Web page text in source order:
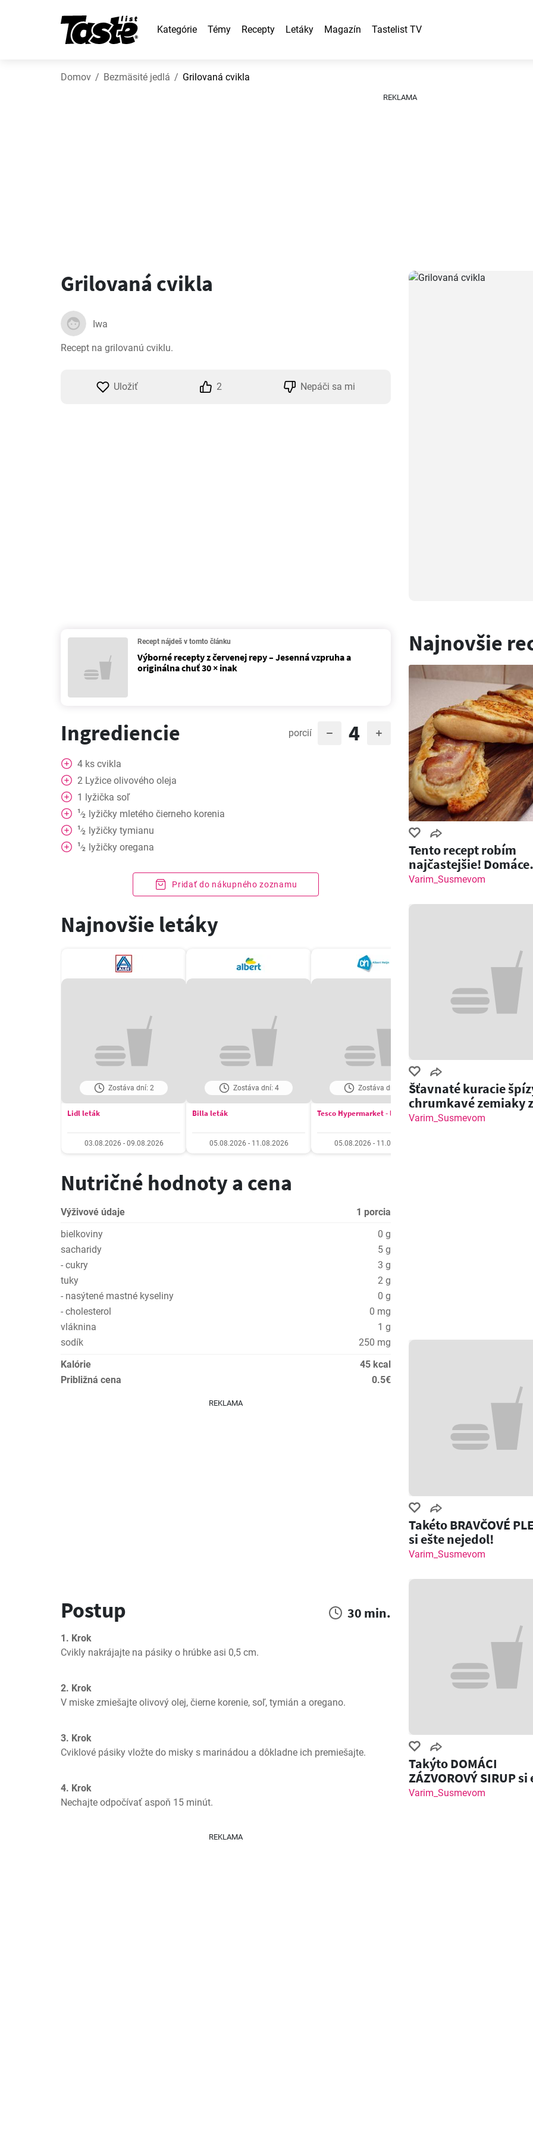
Kategórie Témy Recepty Letáky Magazín Tastelist TV
Domov Bezmäsité jedlá Grilovaná cvikla
REKLAMA
Grilovaná cvikla
Iwa
Recept na grilovanú cviklu.
Uložiť 2 Nepáči sa mi
Recept nájdeš v tomto článku
Výborné recepty z červenej repy – Jesenná vzpruha a
originálna chuť 30 × inak
Ingrediencie porcií 4
4 ks cvikla
2 Lyžice olivového oleja
1 lyžička soľ
1⁄2 lyžičky mletého čierneho korenia
1⁄2 lyžičky tymianu
1⁄2 lyžičky oregana
Pridať do nákupného zoznamu
Najnovšie letáky
Zostáva dní: 2
Lidl leták
03.08.2026 - 09.08.2026
Zostáva dní: 4
Billa leták
05.08.2026 - 11.08.2026
Zostáva dní: 4
Tesco Hypermarket - leták
05.08.2026 - 11.08.2026
Zostáva dní: 5
COOP Jednota leták
Nutričné hodnoty a cena
Výživové údaje
1 porcia
bielkoviny
0 g
sacharidy
5 g
- cukry
3 g
tuky
2 g
- nasýtené mastné kyseliny
0 g
- cholesterol
0 mg
vláknina
1 g
sodík
250 mg
Kalórie
45 kcal
Približná cena
0.5€
REKLAMA
Postup 30 min.
1. Krok
Cvikly nakrájajte na pásiky o hrúbke asi 0,5 cm.
2. Krok
V miske zmiešajte olivový olej, čierne korenie, soľ, tymián a oregano.
3. Krok
Cviklové pásiky vložte do misky s marinádou a dôkladne ich premiešajte.
4. Krok
Nechajte odpočívať aspoň 15 minút.
REKLAMA
Najnovšie
Tento recept robím
najčastejšie! Domáce
pečivo so slaninou a
Varim_Susmevom
Šťavnaté kuracie
chrumkavé zemiaky z
grilu!
Varim_Susmevom
Takéto BRAVČOVÉ
si ešte nejedol!
Varim_Susmevom
Takýto DOMÁCI
ZÁZVOROVÝ SIRUP si
nemal! Zázvorový Shot
Varim_Susmevom